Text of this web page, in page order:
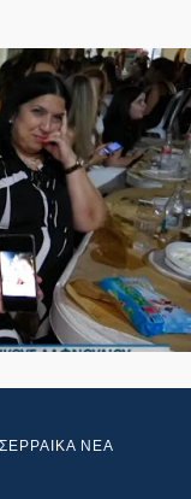
ΣΕΡΡΑΙΚΑ ΝΕΑ